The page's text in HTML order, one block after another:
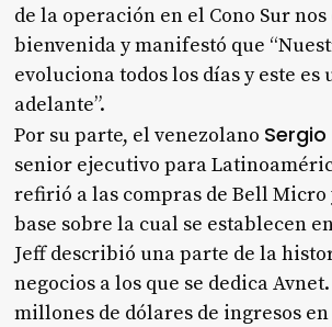
de la operación en el Cono Sur
bienvenida y manifestó que
evoluciona todos los días y este es
adelante”.
Por su parte, el venezolano
senior ejecutivo para
refirió a las compras de Bell
base sobre la cual se establecen
Jeff describió una parte de la
negocios a los que se dedica
millones de dólares de ingresos en